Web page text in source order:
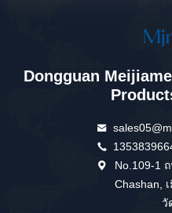
Dongguan
No.109-1
Chashan,
วั